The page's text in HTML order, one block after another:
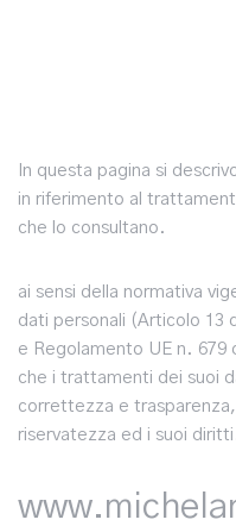
In questa pagina si
in riferimento al
che lo consultano.
ai sensi della normativa
dati personali (Articolo 13
e Regolamento UE n. 679
che i trattamenti dei suoi
correttezza e
riservatezza ed i suoi